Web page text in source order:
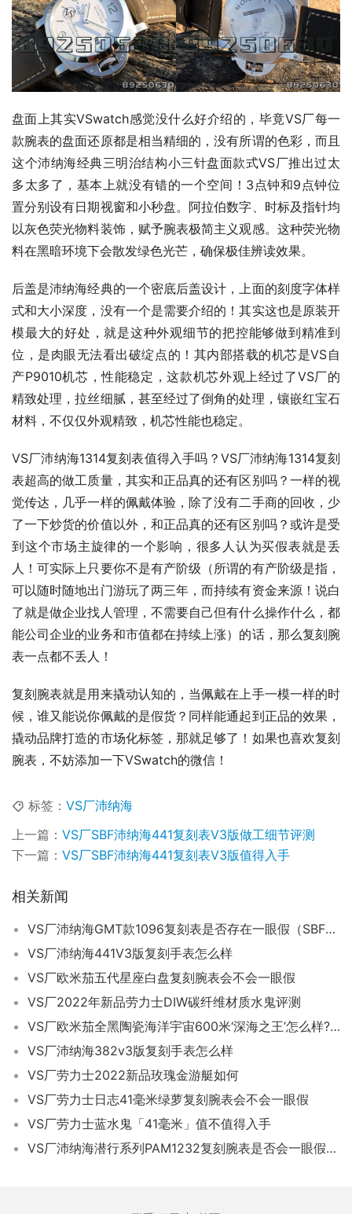
盘面上其实VSwatch感觉没什么好介绍的，毕竟VS厂每一
款腕表的盘面还原都是相当精细的，没有所谓的色彩，而且
这个沛纳海经典三明治结构小三针盘面款式VS厂推出过太
多太多了，基本上就没有错的一个空间！3点钟和9点钟位
置分别设有日期视窗和小秒盘。阿拉伯数字、时标及指针均
以灰色荧光物料装饰，赋予腕表极简主义观感。这种荧光物
料在黑暗环境下会散发绿色光芒，确保极佳辨读效果。
后盖是沛纳海经典的一个密底后盖设计，上面的刻度字体样
式和大小深度，没有一个是需要介绍的！其实这也是原装开
模最大的好处，就是这种外观细节的把控能够做到精准到
位，是肉眼无法看出破绽点的！其内部搭载的机芯是VS自
产P9010机芯，性能稳定，这款机芯外观上经过了VS厂的
精致处理，拉丝细腻，甚至经过了倒角的处理，镶嵌红宝石
材料，不仅仅外观精致，机芯性能也稳定。
VS厂沛纳海1314复刻表值得入手吗？VS厂沛纳海1314复刻
表超高的做工质量，其实和正品真的还有区别吗？一样的视
觉传达，几乎一样的佩戴体验，除了没有二手商的回收，少
了一下炒货的价值以外，和正品真的还有区别吗？或许是受
到这个市场主旋律的一个影响，很多人认为买假表就是丢
人！可实际上只要你不是有产阶级（所谓的有产阶级是指，
可以随时随地出门游玩了两三年，而持续有资金来源！说白
了就是做企业找人管理，不需要自己但有什么操作什么，都
能公司企业的业务和市值都在持续上涨）的话，那么复刻腕
表一点都不丢人！
复刻腕表就是用来撬动认知的，当佩戴在上手一模一样的时
候，谁又能说你佩戴的是假货？同样能通起到正品的效果，
撬动品牌打造的市场化标签，那就足够了！如果也喜欢复刻
腕表，不妨添加一下VSwatch的微信！
标签： VS厂沛纳海
上一篇： VS厂SBF沛纳海441复刻表V3版做工细节评测
下一篇： VS厂SBF沛纳海441复刻表V3版值得入手
相关新闻
VS厂沛纳海GMT款1096复刻表是否存在一眼假（SBF沛纳海1096手表会一眼假吗）
VS厂沛纳海441V3版复刻手表怎么样
VS厂欧米茄五代星座白盘复刻腕表会不会一眼假
VS厂2022年新品劳力士DIW碳纤维材质水鬼评测
VS厂欧米茄全黑陶瓷海洋宇宙600米‘深海之王’怎么样?值得买吗?
VS厂沛纳海382v3版复刻手表怎么样
VS厂劳力士2022新品玫瑰金游艇如何
VS厂劳力士日志41毫米绿萝复刻腕表会不会一眼假
VS厂劳力士蓝水鬼「41毫米」值不值得入手
VS厂沛纳海潜行系列PAM1232复刻腕表是否会一眼假-VS手表怎么样